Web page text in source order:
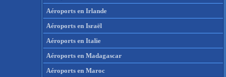
Aéroports en Irlande
Aéroports en Israël
Aéroports en Italie
Aéroports en Madagascar
Aéroports en Maroc